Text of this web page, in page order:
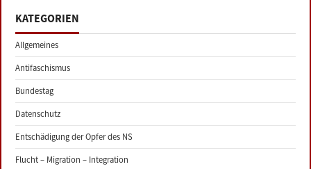
KATEGORIEN
Allgemeines
Antifaschismus
Bundestag
Datenschutz
Entschädigung der Opfer des NS
Flucht – Migration – Integration